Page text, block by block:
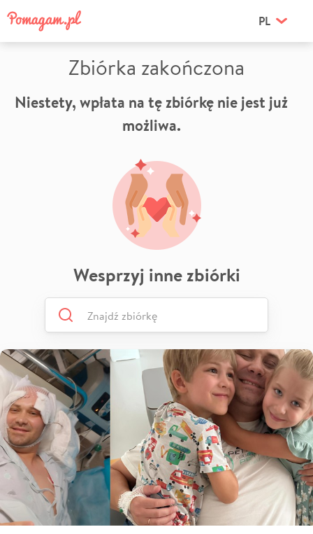
PL
Zbiórka zakończona
Niestety, wpłata na tę zbiórkę nie jest już
możliwa.
Wesprzyj inne zbiórki